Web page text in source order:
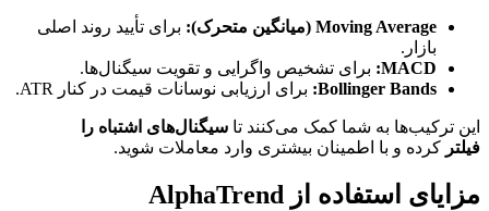
Moving Average (میانگین متحرک):
برای تأیید روند اصلی
بازار.
MACD: برای تشخیص واگرایی و تقویت سیگنال‌ها.
Bollinger Bands: برای ارزیابی نوسانات قیمت در کنار ATR.
این ترکیب‌ها به شما کمک می‌کنند تا سیگنال‌های اشتباه را
فیلتر کرده و با اطمینان بیشتری وارد معاملات شوید.
مزایای استفاده از AlphaTrend